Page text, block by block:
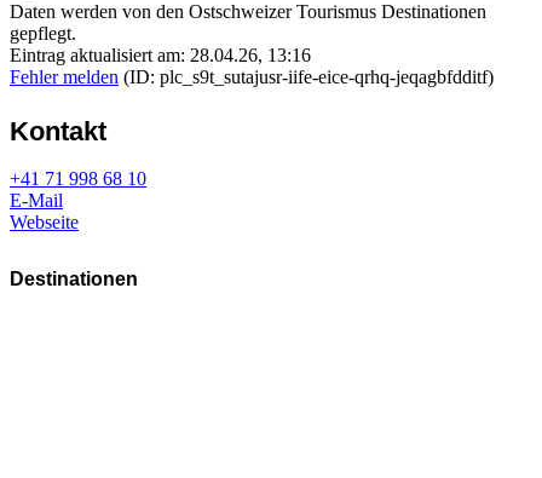
Daten werden von den Ostschweizer Tourismus Destinationen
gepflegt.
Eintrag aktualisiert am: 28.04.26, 13:16
Fehler melden (ID: plc_s9t_sutajusr-iife-eice-qrhq-jeqagbfdditf)
Kontakt
+41 71 998 68 10
E-Mail
Webseite
Destinationen